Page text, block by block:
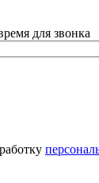
для звонка